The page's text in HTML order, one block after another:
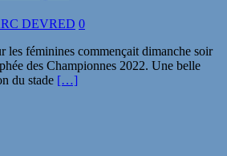
DEVRED 0
les féminines commençait dimanche soir
des Championnes 2022. Une belle
du stade […]